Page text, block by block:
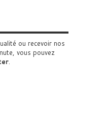
ou recevoir nos
vous pouvez
.